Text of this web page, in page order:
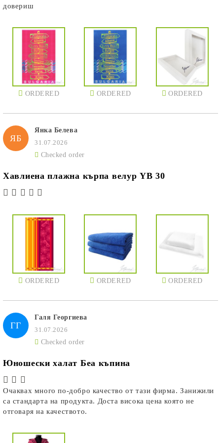
довериш
ORDERED ORDERED ORDERED
ЯБ
Янка Белева
31.07.2026
Checked order
Хавлиена плажна кърпа велур YB 30
ORDERED ORDERED ORDERED
ГГ
Галя Георгиева
31.07.2026
Checked order
Юношески халат Беа къпина
Очаквах много по-добро качество от тази фирма. Занижили
са стандарта на продукта. Доста висока цена която не
отговаря на качеството.